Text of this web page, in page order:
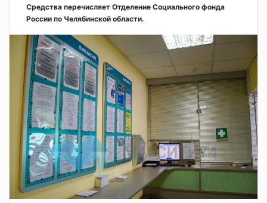
Средства перечисляет Отделение Социального фонда
России по Челябинской области.